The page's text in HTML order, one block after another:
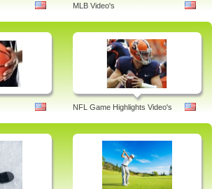
MLB Video's
NFL Game Highlights Video's